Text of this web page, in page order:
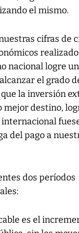
el mismo.
cifras de
nacional logre
el grado
la inversión
mejor destino,
del pago a
dos períodos
es el